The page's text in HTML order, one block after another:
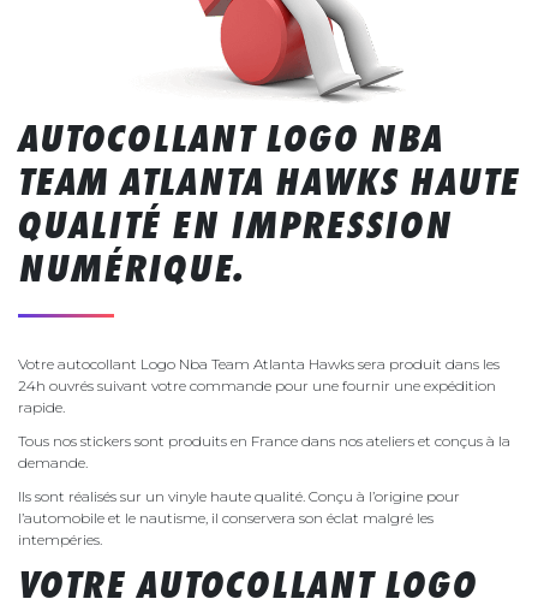
AUTOCOLLANT LOGO NBA
TEAM ATLANTA HAWKS HAUTE
QUALITÉ EN IMPRESSION
NUMÉRIQUE.
Votre autocollant Logo Nba Team Atlanta Hawks sera produit dans les
24h ouvrés suivant votre commande pour une fournir une expédition
rapide.
Tous nos stickers sont produits en France dans nos ateliers et conçus à la
demande.
Ils sont réalisés sur un vinyle haute qualité. Conçu à l’origine pour
l’automobile et le nautisme, il conservera son éclat malgré les
intempéries.
VOTRE AUTOCOLLANT LOGO